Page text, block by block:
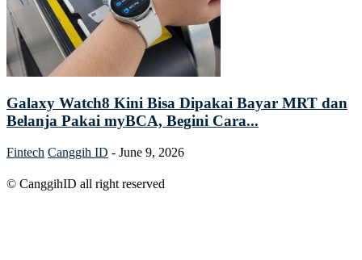
Galaxy Watch8 Kini Bisa Dipakai Bayar MRT dan
Belanja Pakai myBCA, Begini Cara...
Fintech Canggih ID - June 9, 2026
© CanggihID all right reserved